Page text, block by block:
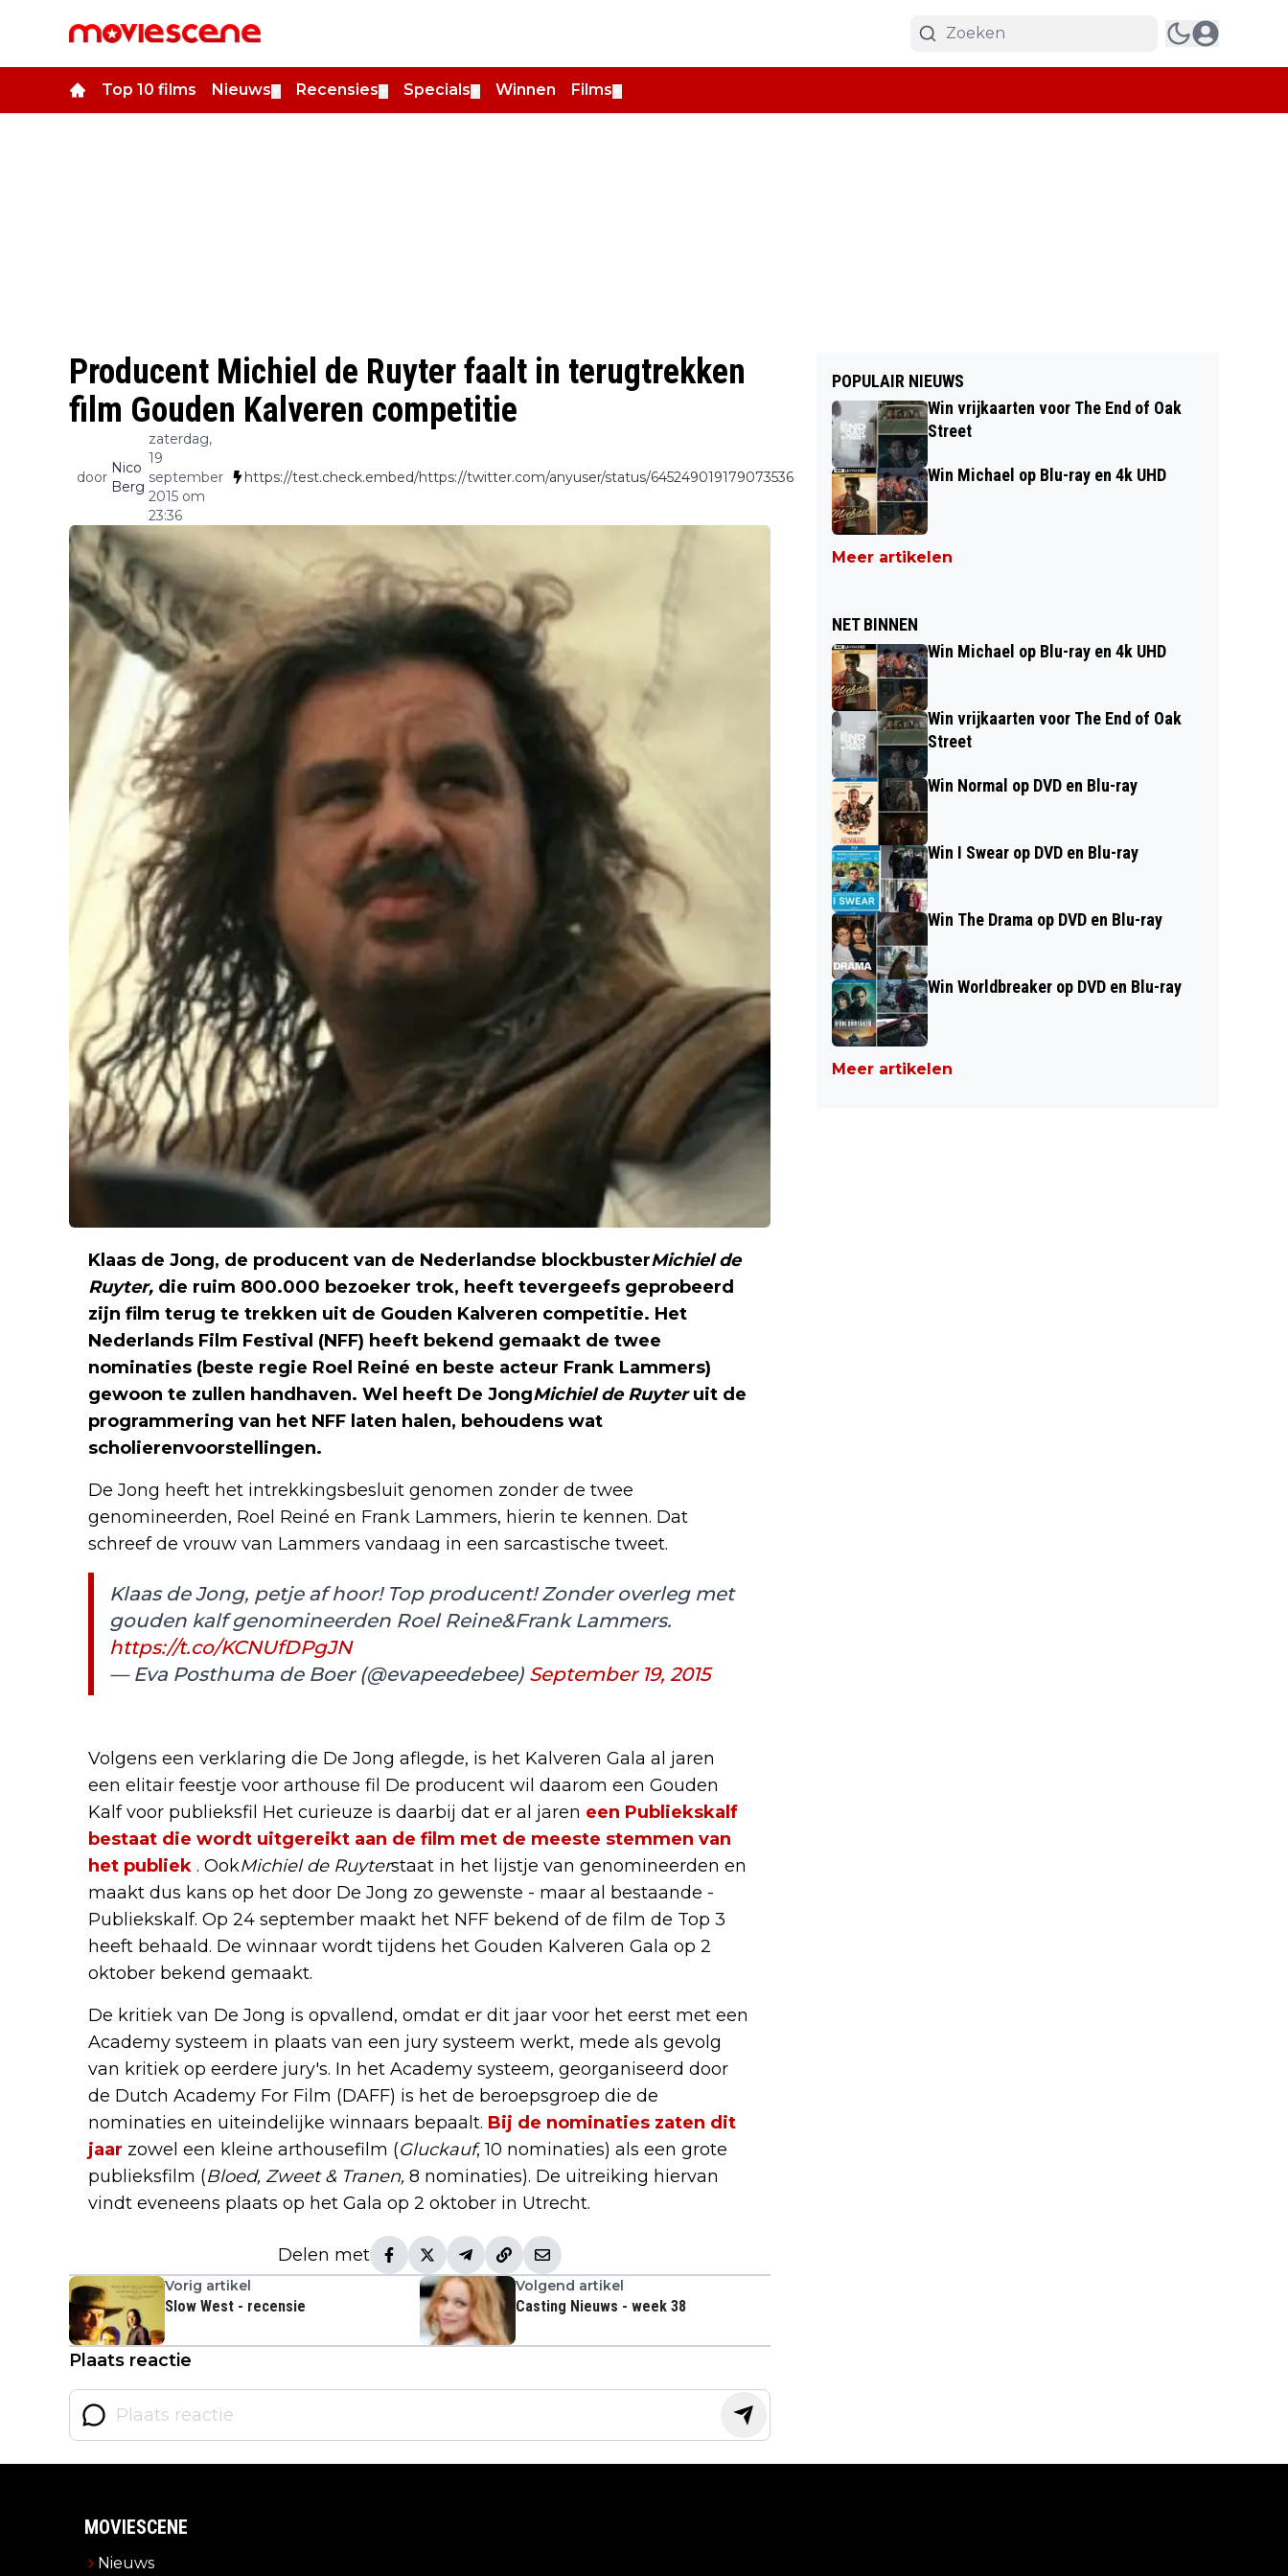
Top 10 films Nieuws Recensies Specials Winnen Films
Producent Michiel de Ruyter faalt in terugtrekken
film Gouden Kalveren competitie
door
Nico
Berg
zaterdag,
19
september
2015 om
23:36
https://test.check.embed/https://twitter.com/anyuser/status/645249019179073536
Klaas de Jong, de producent van de Nederlandse blockbusterMichiel de
Ruyter, die ruim 800.000 bezoeker trok, heeft tevergeefs geprobeerd
zijn film terug te trekken uit de Gouden Kalveren competitie. Het
Nederlands Film Festival (NFF) heeft bekend gemaakt de twee
nominaties (beste regie Roel Reiné en beste acteur Frank Lammers)
gewoon te zullen handhaven. Wel heeft De JongMichiel de Ruyteruit de
programmering van het NFF laten halen, behoudens wat
scholierenvoorstellingen.
De Jong heeft het intrekkingsbesluit genomen zonder de twee
genomineerden, Roel Reiné en Frank Lammers, hierin te kennen. Dat
schreef de vrouw van Lammers vandaag in een sarcastische tweet.
Klaas de Jong, petje af hoor! Top producent! Zonder overleg met
gouden kalf genomineerden Roel Reine&Frank Lammers.
https://t.co/KCNUfDPgJN
— Eva Posthuma de Boer (@evapeedebee) September 19, 2015
Volgens een verklaring die De Jong aflegde, is het Kalveren Gala al jaren
een elitair feestje voor arthouse fil De producent wil daarom een Gouden
Kalf voor publieksfil Het curieuze is daarbij dat er al jaren een Publiekskalf
bestaat die wordt uitgereikt aan de film met de meeste stemmen van
het publiek . OokMichiel de Ruyterstaat in het lijstje van genomineerden en
maakt dus kans op het door De Jong zo gewenste - maar al bestaande -
Publiekskalf. Op 24 september maakt het NFF bekend of de film de Top 3
heeft behaald. De winnaar wordt tijdens het Gouden Kalveren Gala op 2
oktober bekend gemaakt.
De kritiek van De Jong is opvallend, omdat er dit jaar voor het eerst met een
Academy systeem in plaats van een jury systeem werkt, mede als gevolg
van kritiek op eerdere jury's. In het Academy systeem, georganiseerd door
de Dutch Academy For Film (DAFF) is het de beroepsgroep die de
nominaties en uiteindelijke winnaars bepaalt. Bij de nominaties zaten dit
jaar zowel een kleine arthousefilm (Gluckauf, 10 nominaties) als een grote
publieksfilm (Bloed, Zweet & Tranen, 8 nominaties). De uitreiking hiervan
vindt eveneens plaats op het Gala op 2 oktober in Utrecht.
Delen met
Vorig artikel
Slow West - recensie
Volgend artikel
Casting Nieuws - week 38
Plaats reactie
POPULAIR NIEUWS
Win vrijkaarten voor The End of Oak
Street
Win Michael op Blu-ray en 4k UHD
Meer artikelen
NET BINNEN
Win Michael op Blu-ray en 4k UHD
Win vrijkaarten voor The End of Oak
Street
Win Normal op DVD en Blu-ray
Win I Swear op DVD en Blu-ray
Win The Drama op DVD en Blu-ray
Win Worldbreaker op DVD en Blu-ray
Meer artikelen
MOVIESCENE
Nieuws